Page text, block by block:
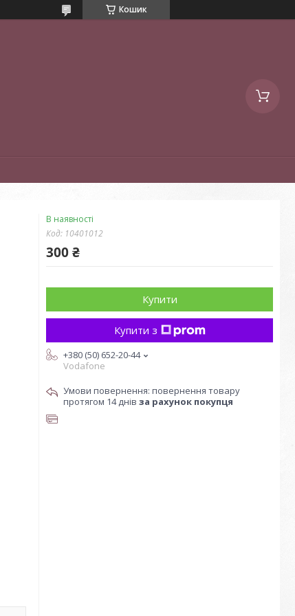
Кошик
В наявності
Код: 10401012
300 ₴
Купити
Купити з
+380 (50) 652-20-44
Vodafone
повернення товару
протягом 14 днів за рахунок покупця